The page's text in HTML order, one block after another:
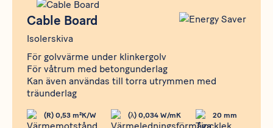
Produkt
Cable Board
Isolerskiva
För golvvärme under klinkergolv
För våtrum med betongunderlag
Kan även användas till torra utrymmen med
träunderlag
(R) 0,53 m²K/W (λ) 0,034 W/mK 20 mm
Cable Board